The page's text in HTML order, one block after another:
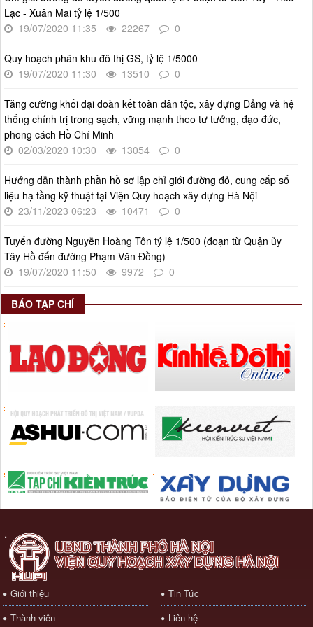
lượt xem: 569 | lượt tải:266
55-KH/ĐU
Kế hoạch Triển khai Phong trào "Bình dân học vụ số"
Thời gian đăng: 02/06/2025
lượt xem: 624 | lượt tải:268
Triển khai thực hiện Nghị quyết số 34/2024/NQ-HĐND ngày
19/11/2024 của Hội đồng nhân dân Thành phố.
Thời gian đăng: 08/01/2025
lượt xem: 950 | lượt tải:404
Lạc - Xuân Mai tỷ lệ 1/500
19/07/2020 11:35
22267 0
Quy hoạch phân khu đô thị GS, tỷ lệ 1/5000
19/07/2020 11:30
13510 0
Tăng cường khối đại đoàn kết toàn dân tộc, xây dựng Đảng và hệ
thống chính trị trong sạch, vững mạnh theo tư tưởng, đạo đức,
phong cách Hồ Chí Minh
02/03/2020 10:30
13054 0
Hướng dẫn thành phần hồ sơ lập chỉ giới đường đỏ, cung cấp số
liệu hạ tầng kỹ thuật tại Viện Quy hoạch xây dựng Hà Nội
23/11/2023 06:23
10471 0
Tuyến đường Nguyễn Hoàng Tôn tỷ lệ 1/500 (đoạn từ Quận ủy
Tây Hồ đến đường Phạm Văn Đồng)
19/07/2020 11:50
9972 0
BÁO TẠP CHÍ
Giới thiệu
Tin Tức
Thành viên
Liên hệ